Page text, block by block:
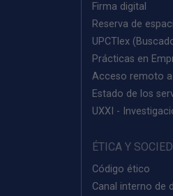
Firma digital
Reserva de
UPCTlex
Prácticas en
Acceso remoto a
Estado de los
UXXI -
ÉTICA Y
Código ético
Canal interno de